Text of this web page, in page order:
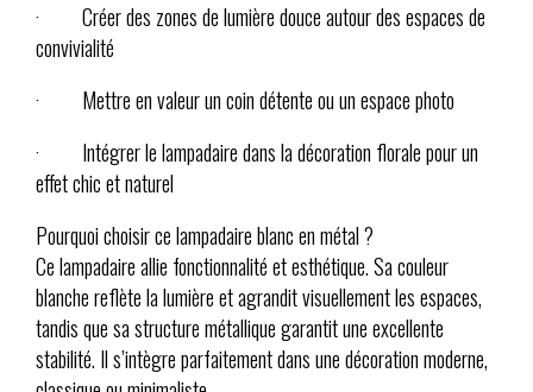
· Créer des zones de lumière douce autour des espaces de
convivialité
· Mettre en valeur un coin détente ou un espace photo
· Intégrer le lampadaire dans la décoration florale pour un
effet chic et naturel
Pourquoi choisir ce lampadaire blanc en métal ?
Ce lampadaire allie fonctionnalité et esthétique. Sa couleur
blanche reflète la lumière et agrandit visuellement les espaces,
tandis que sa structure métallique garantit une excellente
stabilité. Il s’intègre parfaitement dans une décoration moderne,